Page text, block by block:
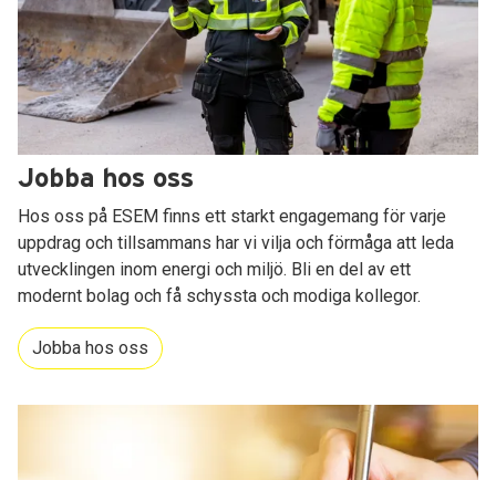
Jobba hos oss
Hos oss på ESEM finns ett starkt engagemang för varje
uppdrag och tillsammans har vi vilja och förmåga att leda
utvecklingen inom energi och miljö. Bli en del av ett
modernt bolag och få schyssta och modiga kollegor.
Jobba hos oss